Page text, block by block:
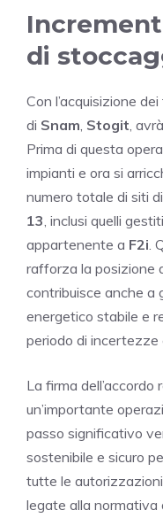
di
Con l’acquisizione
di Snam Stogit ,
Prima di questa
impianti e ora si
numero totale di siti
13 , inclusi quelli
appartenente a F2i .
rafforza la posizione
contribuisce anche a
energetico stabile e
periodo di incertezze
La firma
un’importante
passo significativo
sostenibile e sicuro
tutte le
legate alla normativa